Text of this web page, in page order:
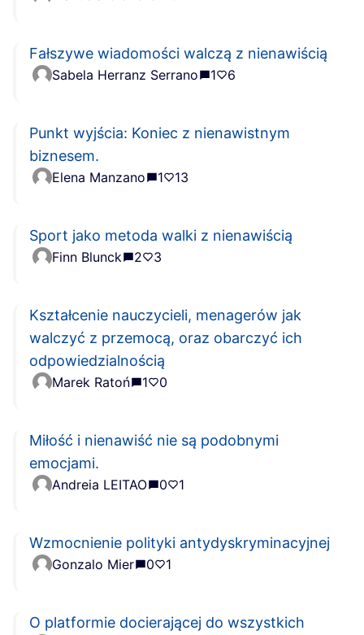
Fałszywe wiadomości walczą z nienawiścią
Sabela Herranz Serrano 1 6
Punkt wyjścia: Koniec z nienawistnym
biznesem.
Elena Manzano 1 13
Sport jako metoda walki z nienawiścią
Finn Blunck 2 3
Kształcenie nauczycieli, menagerów jak
walczyć z przemocą, oraz obarczyć ich
odpowiedzialnością
Marek Ratoń 1 0
Miłość i nienawiść nie są podobnymi
emocjami.
Andreia LEITAO 0 1
Wzmocnienie polityki antydyskryminacyjnej
Gonzalo Mier 0 1
O platformie docierającej do wszystkich